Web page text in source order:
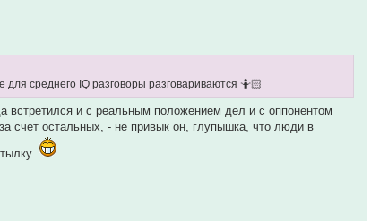
среднего IQ разговоры разговариваются 🤷🏻
встретился и с реальным положением дел и с оппонентом
счет остальных, - не привык он, глупышка, что люди в